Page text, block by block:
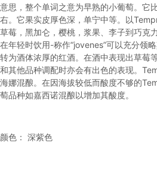
意思，整个单词之意为早熟的小葡萄。它
右。它果实皮厚色深，单宁中等。以
草莓，黑加仑，樱桃，浆果、李子到巧克
在年轻时饮用-称作“jovenes”可以充分领
转为酒体浓厚的红酒。在酒中表现出草莓
和其他品种调配时亦会有出色的表现。
海娜混酿。在因海拔较低而酸度不够的
萄品种如嘉西诺混酿以增加其酸度。
颜色： 深紫色